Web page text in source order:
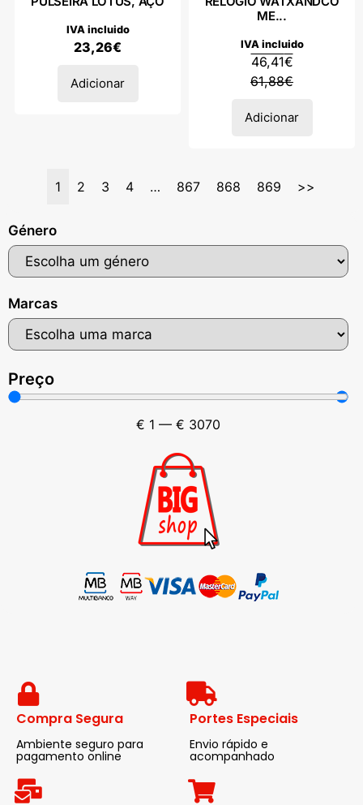
Género
Marcas
Preço
€ 1 — € 3070
23,26€
IVA incluido
Adicionar
ME...
61,88€
46,41€
IVA incluido
Adicionar
1 2 3 4 … 867 868 869 >>
Compra Segura
Ambiente seguro para
pagamento online
Portes Especiais
Envio rápido e
acompanhado